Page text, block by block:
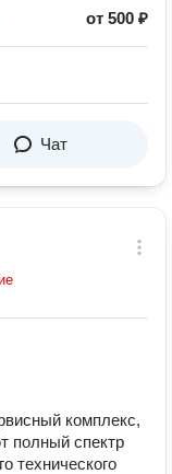
от 500 ₽
Чат
комплекс,
полный спектр
технического